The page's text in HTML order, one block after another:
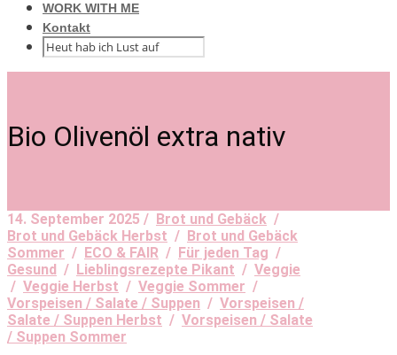
WORK WITH ME
Kontakt
Bio Olivenöl extra nativ
14. September 2025 / Brot und Gebäck /
Brot und Gebäck Herbst / Brot und Gebäck
Sommer / ECO & FAIR / Für jeden Tag /
Gesund / Lieblingsrezepte Pikant / Veggie
/ Veggie Herbst / Veggie Sommer /
Vorspeisen / Salate / Suppen / Vorspeisen /
Salate / Suppen Herbst / Vorspeisen / Salate
/ Suppen Sommer